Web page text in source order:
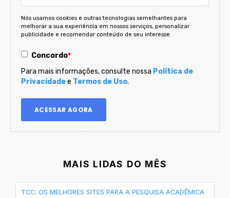
Nós usamos cookies e outras tecnologias semelhantes para
melhorar a sua experiência em nossos serviços, personalizar
publicidade e recomendar conteúdo de seu interesse.
Concordo*
Para mais informações, consulte nossa Política de
Privacidadee Termos de Uso.
MAIS LIDAS DO MÊS
TCC: OS MELHORES SITES PARA A PESQUISA ACADÊMICA